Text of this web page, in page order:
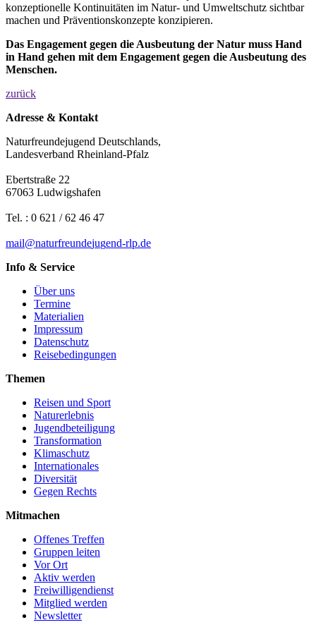
konzeptionelle Kontinuitäten im Natur- und Umweltschutz sichtbar
machen und Präventionskonzepte konzipieren.
Das Engagement gegen die Ausbeutung der Natur muss Hand
in Hand gehen mit dem Engagement gegen die Ausbeutung des
Menschen.
zurück
Adresse & Kontakt
Naturfreundejugend Deutschlands,
Landesverband Rheinland-Pfalz
Ebertstraße 22
67063 Ludwigshafen
Tel. : 0 621 / 62 46 47
mail@naturfreundejugend-rlp.de
Info & Service
Über uns
Termine
Materialien
Impressum
Datenschutz
Reisebedingungen
Themen
Reisen und Sport
Naturerlebnis
Jugendbeteiligung
Transformation
Klimaschutz
Internationales
Diversität
Gegen Rechts
Mitmachen
Offenes Treffen
Gruppen leiten
Vor Ort
Aktiv werden
Freiwilligendienst
Mitglied werden
Newsletter